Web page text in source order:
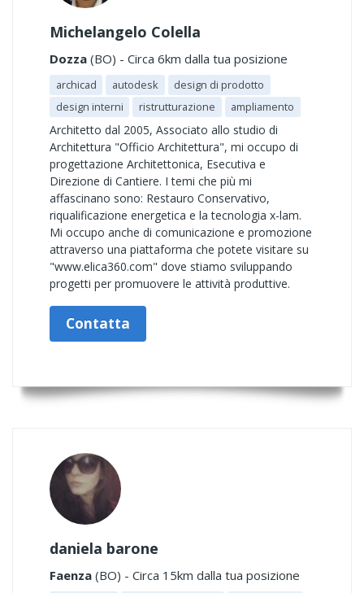
Michelangelo Colella
Dozza (BO) - Circa 6km dalla tua posizione
archicad autodesk
design di prodotto
design interni
ristrutturazione ampliamento
Architetto dal 2005, Associato allo studio di
Architettura "Officio Architettura", mi occupo di
progettazione Architettonica, Esecutiva e
Direzione di Cantiere. I temi che più mi
affascinano sono: Restauro Conservativo,
riqualificazione energetica e la tecnologia x-lam.
Mi occupo anche di comunicazione e promozione
attraverso una piattaforma che potete visitare su
"www.elica360.com" dove stiamo sviluppando
progetti per promuovere le attività produttive.
Contatta
daniela barone
Faenza (BO) - Circa 15km dalla tua posizione